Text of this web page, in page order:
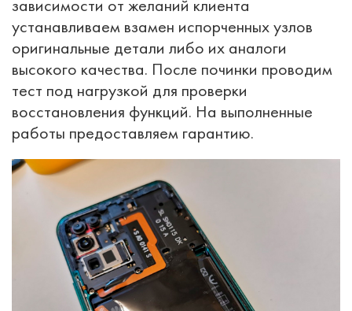
зависимости от желаний клиента
устанавливаем взамен испорченных узлов
оригинальные детали либо их аналоги
высокого качества. После починки проводим
тест под нагрузкой для проверки
восстановления функций. На выполненные
работы предоставляем гарантию.